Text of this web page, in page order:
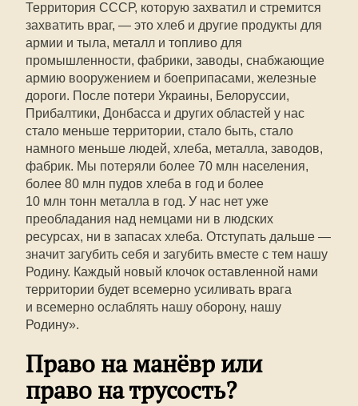
Территория СССР, которую захватил и стремится
захватить враг, — это хлеб и другие продукты для
армии и тыла, металл и топливо для
промышленности, фабрики, заводы, снабжающие
армию вооружением и боеприпасами, железные
дороги. После потери Украины, Белоруссии,
Прибалтики, Донбасса и других областей у нас
стало меньше территории, стало быть, стало
намного меньше людей, хлеба, металла, заводов,
фабрик. Мы потеряли более 70 млн населения,
более 80 млн пудов хлеба в год и более
10 млн тонн металла в год. У нас нет уже
преобладания над немцами ни в людских
ресурсах, ни в запасах хлеба. Отступать дальше —
значит загубить себя и загубить вместе с тем нашу
Родину. Каждый новый клочок оставленной нами
территории будет всемерно усиливать врага
и всемерно ослаблять нашу оборону, нашу
Родину».
Право на манёвр или
право на трусость?